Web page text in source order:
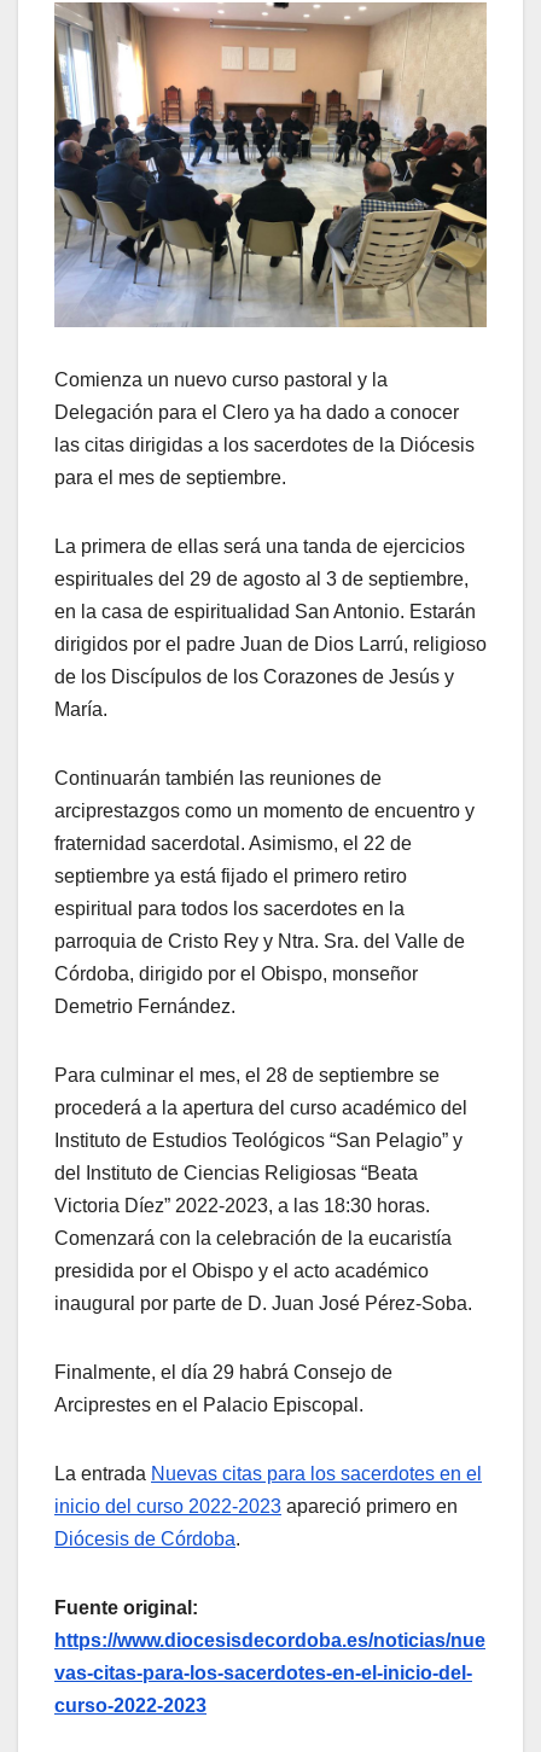
Comienza un nuevo curso pastoral y la
Delegación para el Clero ya ha dado a conocer
las citas dirigidas a los sacerdotes de la Diócesis
para el mes de septiembre.
La primera de ellas será una tanda de ejercicios
espirituales del 29 de agosto al 3 de septiembre,
en la casa de espiritualidad San Antonio. Estarán
dirigidos por el padre Juan de Dios Larrú, religioso
de los Discípulos de los Corazones de Jesús y
María.
Continuarán también las reuniones de
arciprestazgos como un momento de encuentro y
fraternidad sacerdotal. Asimismo, el 22 de
septiembre ya está fijado el primero retiro
espiritual para todos los sacerdotes en la
parroquia de Cristo Rey y Ntra. Sra. del Valle de
Córdoba, dirigido por el Obispo, monseñor
Demetrio Fernández.
Para culminar el mes, el 28 de septiembre se
procederá a la apertura del curso académico del
Instituto de Estudios Teológicos “San Pelagio” y
del Instituto de Ciencias Religiosas “Beata
Victoria Díez” 2022-2023, a las 18:30 horas.
Comenzará con la celebración de la eucaristía
presidida por el Obispo y el acto académico
inaugural por parte de D. Juan José Pérez-Soba.
Finalmente, el día 29 habrá Consejo de
Arciprestes en el Palacio Episcopal.
La entrada Nuevas citas para los sacerdotes en el
inicio del curso 2022-2023 apareció primero en
Diócesis de Córdoba.
Fuente original:
https://www.diocesisdecordoba.es/noticias/nue
vas-citas-para-los-sacerdotes-en-el-inicio-del-
curso-2022-2023